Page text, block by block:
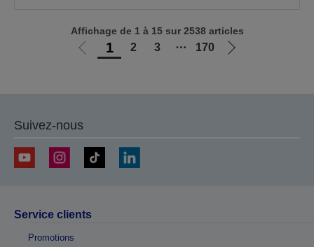
Aller1 2 3 ⋯ 170
Aller
Affichage de 1 à 15 sur 2538 articles
Suivez-nous
Service clients
Promotions